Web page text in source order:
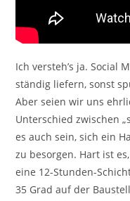
Ich versteh’s ja. Social
ständig liefern, sonst
Aber seien wir uns
Unterschied zwischen
es auch sein, sich ein
zu besorgen. Hart ist
eine 12-Stunden-
35 Grad auf der